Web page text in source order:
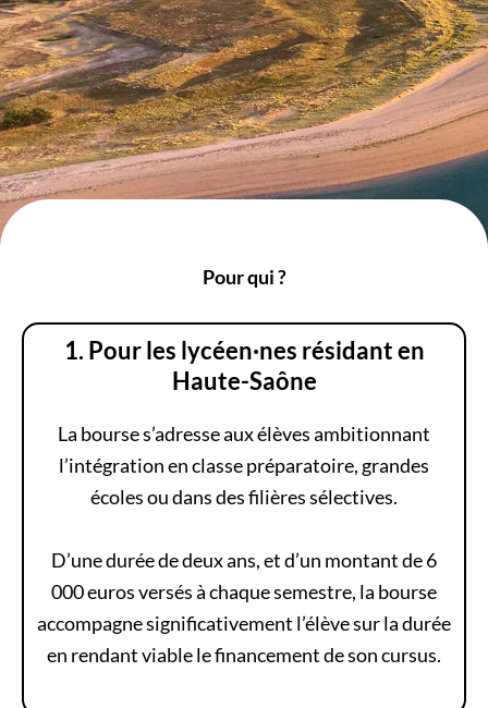
Pourqui?
1. Pour les lycéen·nes résidanten
Haute-Saône
La bourse s’adresse aux élèves ambitionnant
l’intégration en classe préparatoire, grandes
écoles ou dans des filières sélectives.
D’une durée de deux ans, et d’un montant de 6
000 euros versés à chaque semestre, la bourse
accompagne significativement l’élève sur la durée
en rendant viable le financement de son cursus.